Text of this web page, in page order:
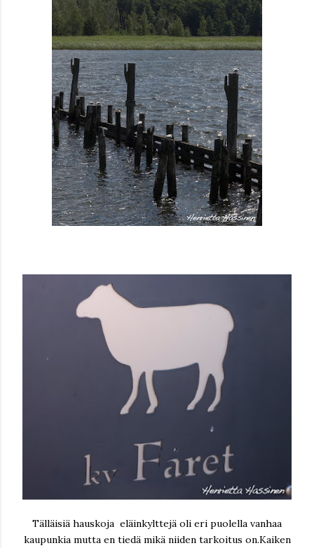
Tälläisiä hauskoja eläinkylttejä oli eri puolella vanhaa
kaupunkia mutta en tiedä mikä niiden tarkoitus on.Kaiken